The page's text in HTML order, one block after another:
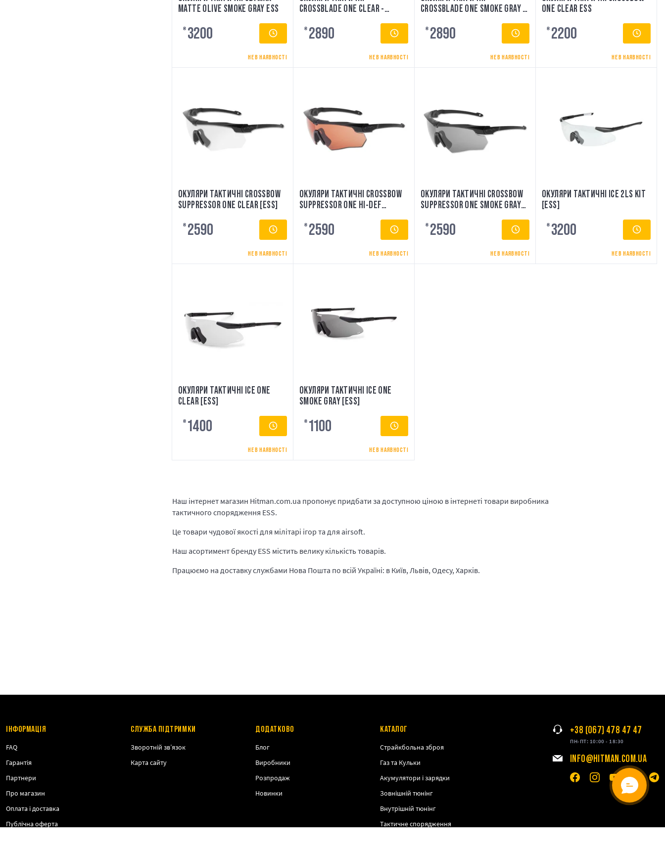
MATTE OLIVE SMOKE GRAY ESS
₴ 3200
НЕ В НАЯВНОСТІ
CROSSBLADE ONE CLEAR -
₴ 2890
НЕ В НАЯВНОСТІ
CROSSBLADE ONE SMOKE GRAY -
₴ 2890
НЕ В НАЯВНОСТІ
ONE CLEAR ESS
₴ 2200
НЕ В НАЯВНОСТІ
ОКУЛЯРИ ТАКТИЧНІ CROSSBOW
SUPPRESSOR ONE CLEAR [ESS]
₴ 2590
НЕ В НАЯВНОСТІ
ОКУЛЯРИ ТАКТИЧНІ CROSSBOW
SUPPRESSOR ONE HI-DEF
₴ 2590
НЕ В НАЯВНОСТІ
ОКУЛЯРИ ТАКТИЧНІ CROSSBOW
SUPPRESSOR ONE SMOKE GRAY
₴ 2590
НЕ В НАЯВНОСТІ
ОКУЛЯРИ ТАКТИЧНІ ICE 2LS KIT
[ESS]
₴ 3200
НЕ В НАЯВНОСТІ
ОКУЛЯРИ ТАКТИЧНІ ICE ONE
CLEAR [ESS]
₴ 1400
НЕ В НАЯВНОСТІ
ОКУЛЯРИ ТАКТИЧНІ ICE ONE
SMOKE GRAY [ESS]
₴ 1100
НЕ В НАЯВНОСТІ
Наш інтернет магазин Hitman.com.ua пропонує придбати за доступною ціною в інтернеті товари виробника
тактичного спорядження ESS.
Це товари чудової якості для мілітарі ігор та для airsoft.
Наш асортимент бренду ESS містить велику кількість товарів.
Працюємо на доставку службами Нова Пошта по всій Україні: в Київ, Львів, Одесу, Харків.
ІНФОРМАЦІЯ
FAQ
Гарантія
Партнери
Про магазин
Оплата і доставка
Публічна оферта
СЛУЖБА ПІДТРИМКИ
Зворотній зв’язок
Карта сайту
ДОДАТКОВО
Блог
Виробники
Розпродаж
Новинки
КАТАЛОГ
Страйкбольна зброя
Газ та Кульки
Акумулятори і зарядки
Зовнішній тюнінг
Внутрішній тюнінг
Тактичне спорядження
+38 (067) 478 47 47
ПН-ПТ: 10:00 - 18:30
INFO@HITMAN.COM.UA